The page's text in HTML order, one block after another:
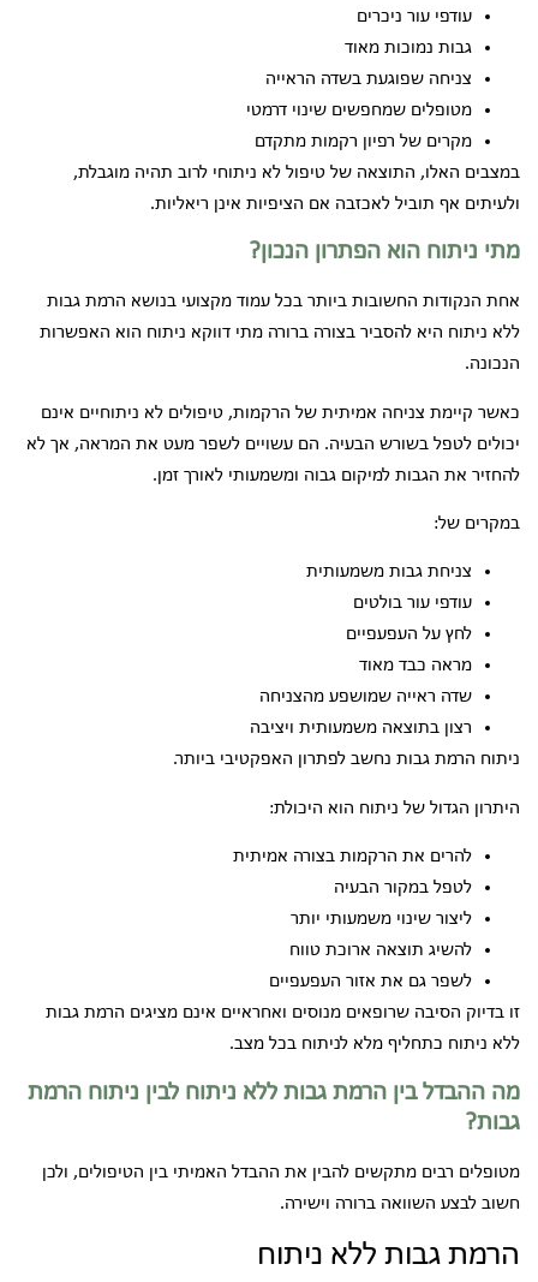
עודפי עור ניכרים
גבות נמוכות מאוד
צניחה שפוגעת בשדה הראייה
מטופלים שמחפשים שינוי דרמטי
מקרים של רפיון רקמות מתקדם
במצבים האלו, התוצאה של טיפול לא ניתוחי לרוב תהיה מוגבלת,
ולעיתים אף תוביל לאכזבה אם הציפיות אינן ריאליות.
מתי ניתוח הוא הפתרון הנכון?
אחת הנקודות החשובות ביותר בכל עמוד מקצועי בנושא הרמת גבות
ללא ניתוח היא להסביר בצורה ברורה מתי דווקא ניתוח הוא האפשרות
הנכונה.
כאשר קיימת צניחה אמיתית של הרקמות, טיפולים לא ניתוחיים אינם
יכולים לטפל בשורש הבעיה. הם עשויים לשפר מעט את המראה, אך לא
להחזיר את הגבות למיקום גבוה ומשמעותי לאורך זמן.
במקרים של:
צניחת גבות משמעותית
עודפי עור בולטים
לחץ על העפעפיים
מראה כבד מאוד
שדה ראייה שמושפע מהצניחה
רצון בתוצאה משמעותית ויציבה
ניתוח הרמת גבות נחשב לפתרון האפקטיבי ביותר.
היתרון הגדול של ניתוח הוא היכולת:
להרים את הרקמות בצורה אמיתית
לטפל במקור הבעיה
ליצור שינוי משמעותי יותר
להשיג תוצאה ארוכת טווח
לשפר גם את אזור העפעפיים
זו בדיוק הסיבה שרופאים מנוסים ואחראיים אינם מציגים הרמת גבות
ללא ניתוח כתחליף מלא לניתוח בכל מצב.
מה ההבדל בין הרמת גבות ללא ניתוח לבין ניתוח הרמת
גבות?
מטופלים רבים מתקשים להבין את ההבדל האמיתי בין הטיפולים, ולכן
חשוב לבצע השוואה ברורה וישירה.
הרמת גבות ללא ניתוח